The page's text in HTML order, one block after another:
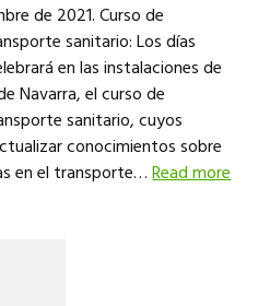
de 2021. Curso de
sanitario: Los días
en las instalaciones de
Navarra, el curso de
sanitario, cuyos
conocimientos sobre
en el transporte…Read more